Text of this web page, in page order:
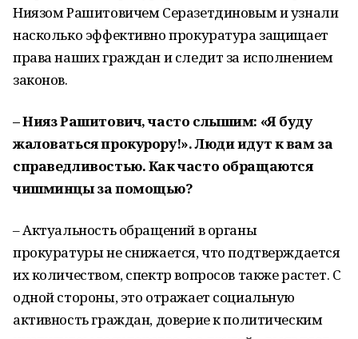
Ниязом Рашитовичем Серазетдиновым и узнали
насколько эффективно прокуратура защищает
права наших граждан и следит за исполнением
законов.
– Нияз Рашитович, часто слышим: «Я буду
жаловаться прокурору!». Люди идут к вам за
справедливостью. Как часто обращаются
чишминцы за помощью?
– Актуальность обращений в органы
прокуратуры не снижается, что подтверждается
их количеством, спектр вопросов также растет. С
одной стороны, это отражает социальную
активность граждан, доверие к политическим